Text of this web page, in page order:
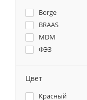
Borge
BRAAS
MDM
ФЭЗ
Цвет
Красный